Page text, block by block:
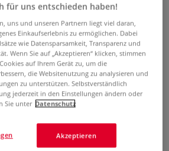
intensiv bieten vielseitiges und
(100 Blatt, 15 cm x 15 cm, 65 g/qm)
Farben. Ideal für Origami,
und mehr. Perfekt für kreative Kunst-
Mehr
3,78 €
ggf. zuzüglich
für uns entschieden haben!
uns und unseren Partnern liegt viel daran,
Einkaufserlebnis zu ermöglichen. Dabei
wie Datensparsamkeit, Transparenz und
Wenn Sie auf „Akzeptieren“ klicken, stimmen
auf Ihrem Gerät zu, um die
die Websitenutzung zu analysieren und
zu unterstützen. Selbstverständlich
jederzeit in den Einstellungen ändern oder
Sie unter Datenschutz
Akzeptieren